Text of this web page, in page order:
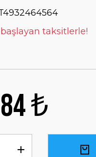
taksitlerle!
₺